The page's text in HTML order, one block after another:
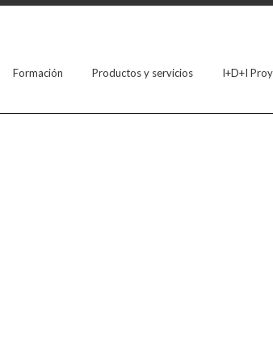
Formación Productos y servicios I+D+I